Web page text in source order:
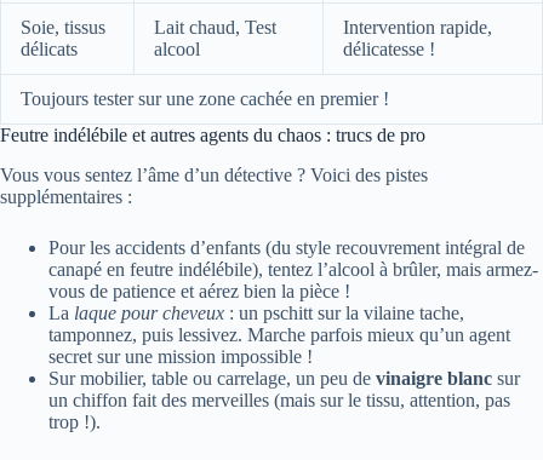
Soie, tissus
délicats
Lait chaud, Test
alcool
Intervention rapide,
délicatesse !
Toujours tester sur une zone cachée en premier !
Feutre indélébile et autres agents du chaos : trucs de pro
Vous vous sentez l’âme d’un détective ? Voici des pistes
supplémentaires :
Pour les accidents d’enfants (du style recouvrement intégral de
canapé en feutre indélébile), tentez l’alcool à brûler, mais armez-
vous de patience et aérez bien la pièce !
La laque pour cheveux : un pschitt sur la vilaine tache,
tamponnez, puis lessivez. Marche parfois mieux qu’un agent
secret sur une mission impossible !
Sur mobilier, table ou carrelage, un peu de vinaigre blanc sur
un chiffon fait des merveilles (mais sur le tissu, attention, pas
trop !).